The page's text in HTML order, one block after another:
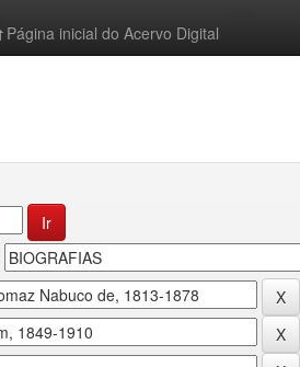
Página inicial do Acervo Digital